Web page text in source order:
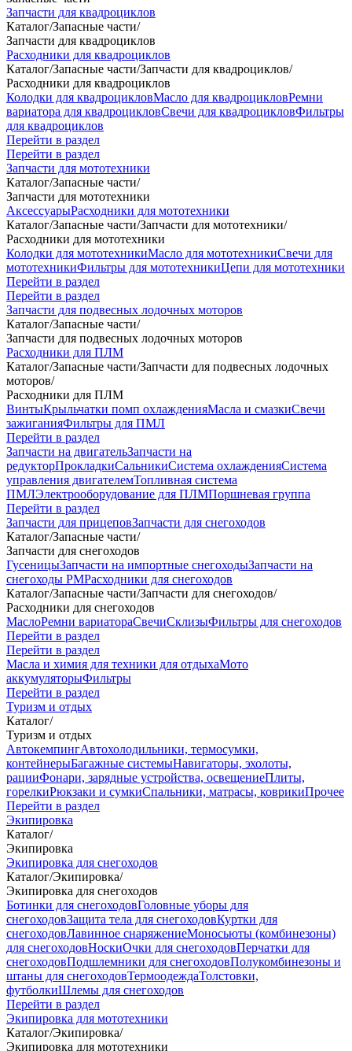
Запчасти для квадроциклов
Каталог/Запасные части/
Запчасти для квадроциклов
Расходники для квадроциклов
Каталог/Запасные части/Запчасти для квадроциклов/
Расходники для квадроциклов
Колодки для квадроцикловМасло для квадроцикловРемни
вариатора для квадроцикловСвечи для квадроцикловФильтры
для квадроциклов
Перейти в раздел
Перейти в раздел
Запчасти для мототехники
Каталог/Запасные части/
Запчасти для мототехники
АксессуарыРасходники для мототехники
Каталог/Запасные части/Запчасти для мототехники/
Расходники для мототехники
Колодки для мототехникиМасло для мототехникиСвечи для
мототехникиФильтры для мототехникиЦепи для мототехники
Перейти в раздел
Перейти в раздел
Запчасти для подвесных лодочных моторов
Каталог/Запасные части/
Запчасти для подвесных лодочных моторов
Расходники для ПЛМ
Каталог/Запасные части/Запчасти для подвесных лодочных
моторов/
Расходники для ПЛМ
ВинтыКрыльчатки помп охлажденияМасла и смазкиСвечи
зажиганияФильтры для ПМЛ
Перейти в раздел
Запчасти на двигательЗапчасти на
редукторПрокладкиСальникиСистема охлажденияСистема
управления двигателемТопливная система
ПМЛЭлектрооборудование для ПЛМПоршневая группа
Перейти в раздел
Запчасти для прицеповЗапчасти для снегоходов
Каталог/Запасные части/
Запчасти для снегоходов
ГусеницыЗапчасти на импортные снегоходыЗапчасти на
снегоходы РМРасходники для снегоходов
Каталог/Запасные части/Запчасти для снегоходов/
Расходники для снегоходов
МаслоРемни вариатораСвечиСклизыФильтры для снегоходов
Перейти в раздел
Перейти в раздел
Масла и химия для техники для отдыхаМото
аккумуляторыФильтры
Перейти в раздел
Туризм и отдых
Каталог/
Туризм и отдых
АвтокемпингАвтохолодильники, термосумки,
контейнерыБагажные системыНавигаторы, эхолоты,
рацииФонари, зарядные устройства, освещениеПлиты,
горелкиРюкзаки и сумкиСпальники, матрасы, коврикиПрочее
Перейти в раздел
Экипировка
Каталог/
Экипировка
Экипировка для снегоходов
Каталог/Экипировка/
Экипировка для снегоходов
Ботинки для снегоходовГоловные уборы для
снегоходовЗащита тела для снегоходовКуртки для
снегоходовЛавинное снаряжениеМоносьюты (комбинезоны)
для снегоходовНоскиОчки для снегоходовПерчатки для
снегоходовПодшлемники для снегоходовПолукомбинезоны и
штаны для снегоходовТермоодеждаТолстовки,
футболкиШлемы для снегоходов
Перейти в раздел
Экипировка для мототехники
Каталог/Экипировка/
Экипировка для мототехники